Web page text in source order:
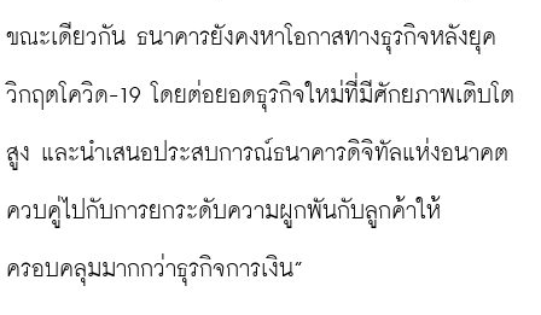
ขณะเดียวกัน ธนาคารยังคงหาโอกาสทางธุรกิจหลังยุค
วิกฤตโควิด-19 โดยต่อยอดธุรกิจใหม่ที่มีศักยภาพเติบโต
สูง และนำเสนอประสบการณ์ธนาคารดิจิทัลแห่งอนาคต
ควบคู่ไปกับการยกระดับความผูกพันกับลูกค้าให้
ครอบคลุมมากกว่าธุรกิจการเงิน”